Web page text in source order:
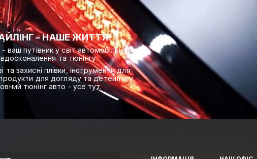
– НАШЕ ЖИТТЯ!
ваш путівник у світ автомобільного
вдосконалення та тюнінгу.
та захисні плівки, інструменти для
для догляду та детейлінгу,
тюнінг авто - усе тут.